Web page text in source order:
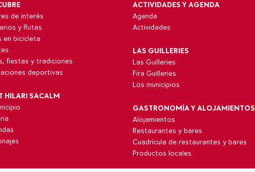
de interés
y Rutas
en bicicleta
fiestas y tradiciones
deportivas
HILARI SACALM
ACTIVIDADES Y AGENDA
Agenda
Actividades
LAS GUILLERIES
Las Guilleries
Fira Guilleries
Los municipios
GASTRONOMÍA Y ALOJAMIENTOS
Alojamientos
Restaurantes y bares
Cuadrícula de restaurantes y bares
Productos locales